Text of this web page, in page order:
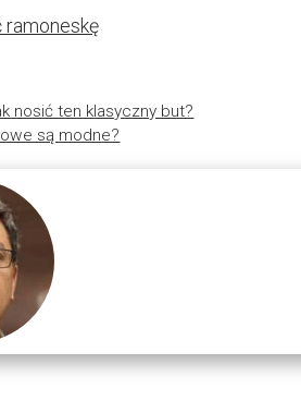
ramoneskę
nosić ten klasyczny but?
są modne?